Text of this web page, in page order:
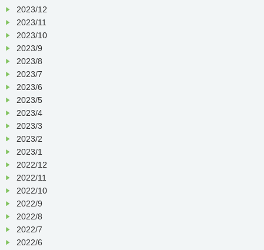
2023/12
2023/11
2023/10
2023/9
2023/8
2023/7
2023/6
2023/5
2023/4
2023/3
2023/2
2023/1
2022/12
2022/11
2022/10
2022/9
2022/8
2022/7
2022/6